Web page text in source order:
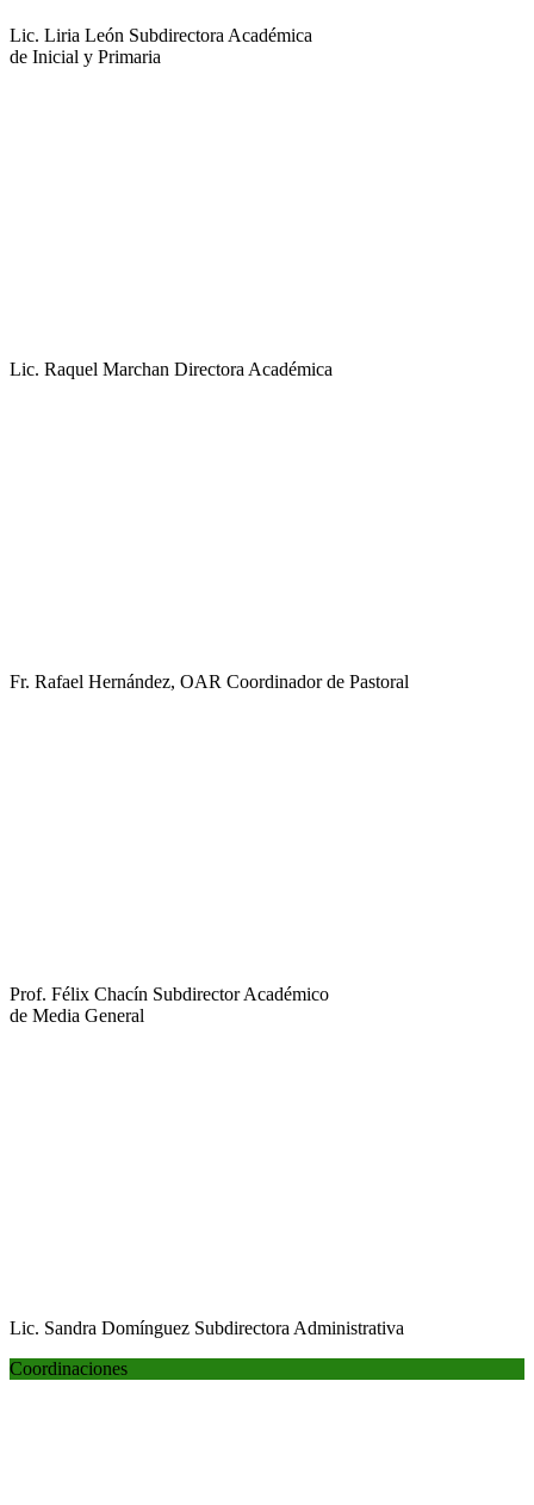
Lic. Liria León Subdirectora Académica
de Inicial y Primaria
Lic. Raquel Marchan Directora Académica
Fr. Rafael Hernández, OAR Coordinador de Pastoral
Prof. Félix Chacín Subdirector Académico
de Media General
Lic. Sandra Domínguez Subdirectora Administrativa
Coordinaciones